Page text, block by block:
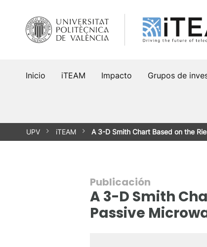
contenido
Inicio iTEAM Impacto Grupos de
UPV iTEAM A 3-D Smith Chart Based on the
Publicación
A 3-D Smith
Passive